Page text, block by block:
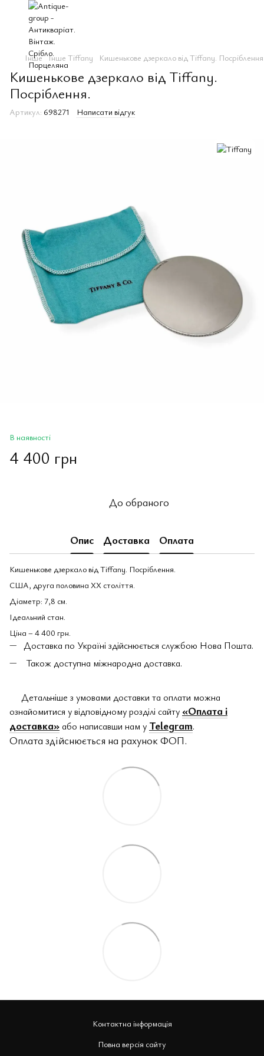
Інше Інше Tiffany Кишенькове дзеркало від Tiffany.
Кишенькове дзеркало від Tiffany.
Посріблення.
Артикул: 698271 Написати відгук
В наявності
4 400 грн
До обраного
Опис Доставка Оплата
Кишенькове дзеркало від Tiffany. Посріблення.
США, друга половина ХХ століття.
Діаметр: 7,8 см.
Ідеальний стан.
Ціна – 4 400 грн.
Доставка по Україні здійснюється службою Нова Пошта.
Також доступна міжнародна доставка.
Детальніше з умовами доставки та оплати можна
ознайомитися у відповідному розділі сайту«Оплата і
доставка»або написавши нам у Telegram.
Оплата здійснюється на рахунок ФОП.
Контактна інформація
Повна версія сайту